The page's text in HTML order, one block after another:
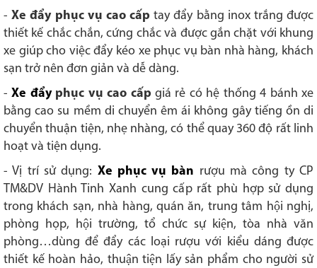
-Xe đẩy phục vụ cao cấp tay đẩy bằng inox trắng được
thiết kế chắc chắn, cứng chắc và được gắn chặt với khung
xe giúp cho việc đẩy kéo xe phục vụ bàn nhà hàng, khách
sạn trở nên đơn giản và dễ dàng.
-Xe đẩyphục vụ cao cấp giá rẻ có hệ thống 4 bánh xe
bằng cao su mềm di chuyển êm ái không gây tiếng ồn di
chuyển thuận tiện, nhẹ nhàng,có thể quay 360 độ rất linh
hoạt và tiện dụng.
- Vị trí sử dụng: Xe phục vụ bàn rượu mà công ty CP
TM&DV Hành Tinh Xanh cung cấp rất phù hợp sử dụng
trong khách sạn, nhà hàng, quán ăn, trung tâm hội nghị,
phòng họp, hội trường, tổ chức sự kiện, tòa nhà văn
phòng…dùng để đẩy các loại rượu với kiểu dáng được
thiết kế hoàn hảo, thuận tiện lấy sản phẩm cho người sử